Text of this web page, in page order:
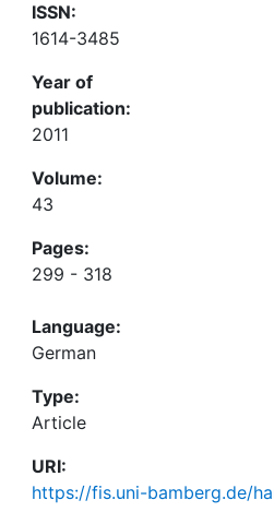
ISSN:
1614-3485
Year of
publication:
2011
Volume:
43
Pages:
299 - 318
Language:
German
Type:
Article
URI:
https://fis.uni-bamberg.de/